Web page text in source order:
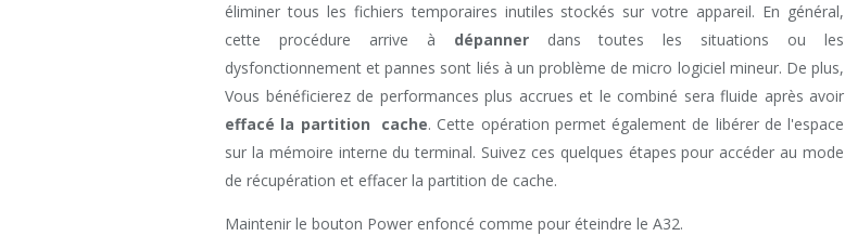
éliminer tous les fichiers temporaires inutiles stockés sur votre appareil. En général,
cette procédure arrive à dépannerdans toutes les situations ou les
dysfonctionnement et pannes sont liés à un problème de micro logiciel mineur. De plus,
Vous bénéficierez de performances plus accrues et le combiné sera fluide après avoir
effacé la partition cache. Cette opération permet également de libérer de l'espace
sur la mémoire interne du terminal. Suivez ces quelques étapes pour accéder au mode
de récupération et effacer la partition de cache.
Maintenir le bouton Power enfoncé comme pour éteindre le A32.